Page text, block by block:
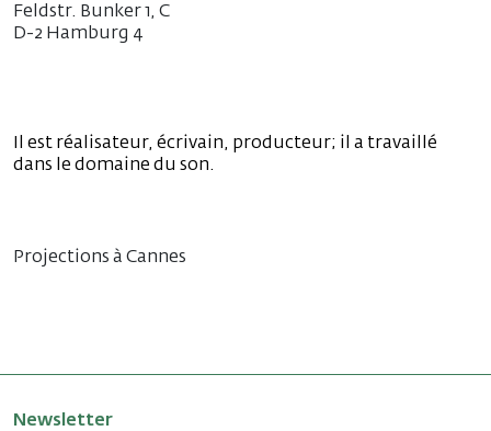
Feldstr. Bunker 1, C
D-2 Hamburg 4
Il est réalisateur, écrivain, producteur; il a travaillé
dans le domaine du son.
Projections à Cannes
Newsletter